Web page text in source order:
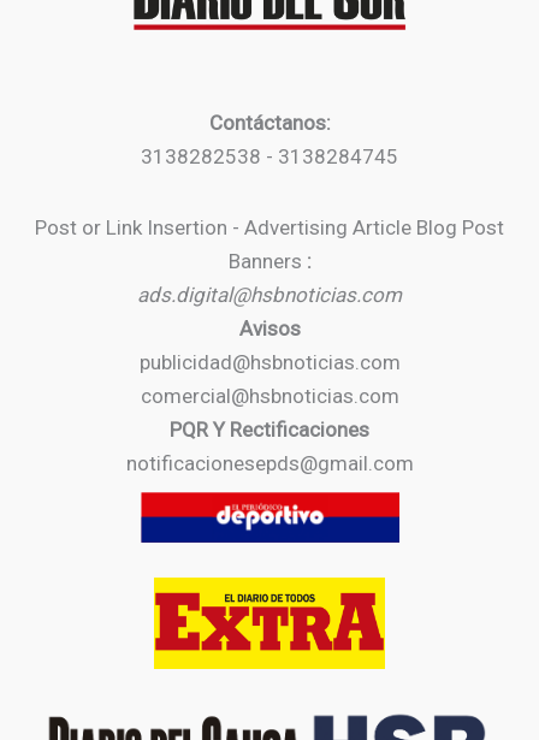
Contáctanos:
3138282538 - 3138284745
Post or Link Insertion - Advertising Article Blog Post
Banners :
ads.digital@hsbnoticias.com
Avisos
publicidad@hsbnoticias.com
comercial@hsbnoticias.com
PQR Y Rectificaciones
notificacionesepds@gmail.com